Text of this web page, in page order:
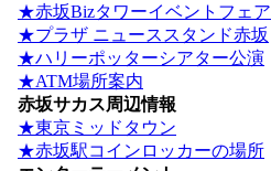
★赤坂Bizタワーイベントフェア
★プラザ ニューススタンド赤坂
★ハリーポッターシアター公演
★ATM場所案内
赤坂サカス周辺情報
★東京ミッドタウン
★赤坂駅コインロッカーの場所